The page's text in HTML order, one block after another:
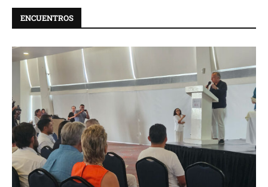
ENCUENTROS